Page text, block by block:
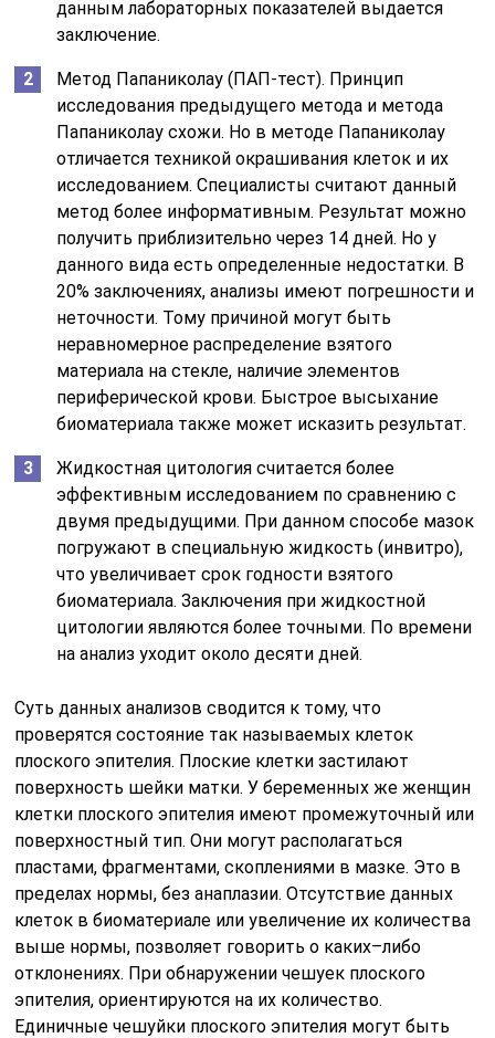
данным лабораторных показателей выдается
заключение.
Метод Папаниколау (ПАП-тест). Принцип
исследования предыдущего метода и метода
Папаниколау схожи. Но в методе Папаниколау
отличается техникой окрашивания клеток и их
исследованием. Специалисты считают данный
метод более информативным. Результат можно
получить приблизительно через 14 дней. Но у
данного вида есть определенные недостатки. В
20% заключениях, анализы имеют погрешности и
неточности. Тому причиной могут быть
неравномерное распределение взятого
материала на стекле, наличие элементов
периферической крови. Быстрое высыхание
биоматериала также может исказить результат.
Жидкостная цитология считается более
эффективным исследованием по сравнению с
двумя предыдущими. При данном способе мазок
погружают в специальную жидкость (инвитро),
что увеличивает срок годности взятого
биоматериала. Заключения при жидкостной
цитологии являются более точными. По времени
на анализ уходит около десяти дней.
Суть данных анализов сводится к тому, что
проверятся состояние так называемых клеток
плоского эпителия. Плоские клетки застилают
поверхность шейки матки. У беременных же женщин
клетки плоского эпителия имеют промежуточный или
поверхностный тип. Они могут располагаться
пластами, фрагментами, скоплениями в мазке. Это в
пределах нормы, без анаплазии. Отсутствие данных
клеток в биоматериале или увеличение их количества
выше нормы, позволяет говорить о каких–либо
отклонениях. При обнаружении чешуек плоского
эпителия, ориентируются на их количество.
Единичные чешуйки плоского эпителия могут быть